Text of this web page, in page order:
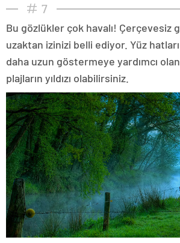
7
Bu gözlükler çok havalı! Çerçevesiz
uzaktan izinizi belli ediyor. Yüz
daha uzun göstermeye yardımcı
plajların yıldızı olabilirsiniz.